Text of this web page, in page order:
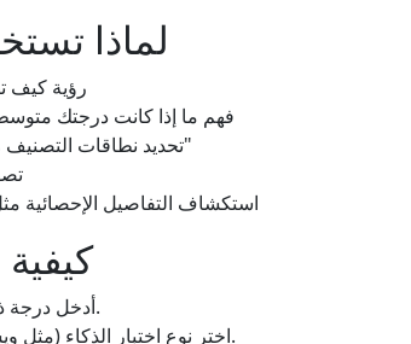
لماذا
رؤية كيف
فهم ما إذا كانت درجتك
تحديد نطاقات التصنيف مثل "فوق المتوسط" أو "حدي"
استكشاف التفاصيل الإحصائية
أدخل درجة ذكائك في مربع الإدخال المقدم.
اختر نوع اختبار الذكاء (مثل ويشسلر، ستانفورد-بينيت، رافن).